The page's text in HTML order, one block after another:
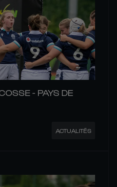
- PAYS DE
ACTUALITÉS